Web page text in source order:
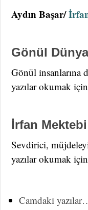
Aydın Başar/
Gönül
Gönül insanlarına
yazılar okumak
İrfan
Sevdirici,
yazılar okumak
Camdaki